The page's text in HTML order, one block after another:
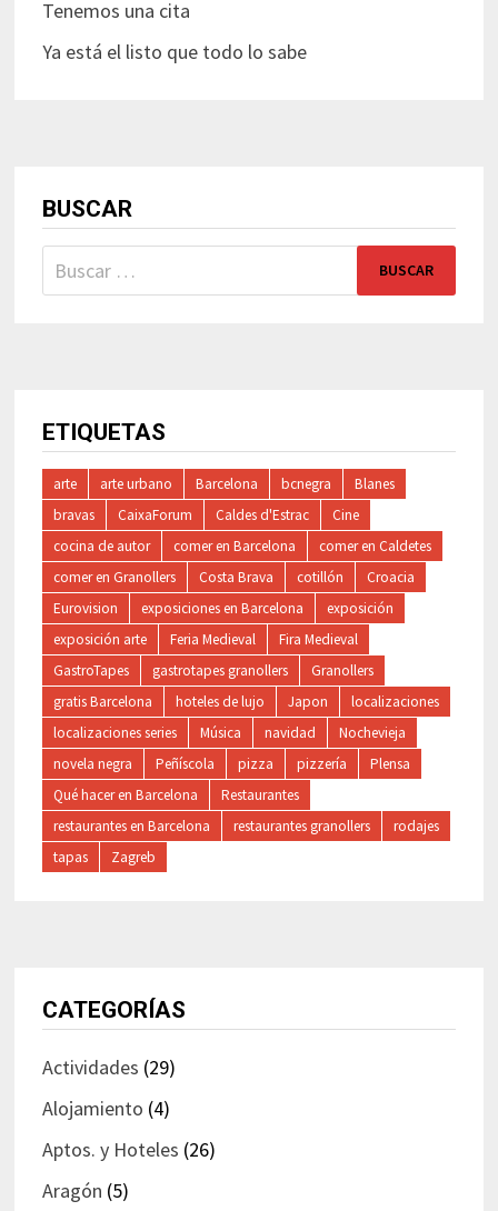
Tenemos una cita
Ya está el listo que todo lo sabe
BUSCAR
Buscar:
ETIQUETAS
arte arte urbano Barcelona bcnegra
Blanes
bravas
CaixaForum Caldes d'Estrac
Cine
cocina de autor
comer en Barcelona
comer en Caldetes
comer en Granollers
Costa Brava cotillón
Croacia
Eurovision
exposiciones en Barcelona
exposición
exposición arte
Feria Medieval
Fira Medieval
GastroTapes
gastrotapes granollers
Granollers
gratis Barcelona
hoteles de lujo Japon
localizaciones
localizaciones series
Música navidad
Nochevieja
novela negra
Peñíscola pizza pizzería
Plensa
Qué hacer en Barcelona
Restaurantes
restaurantes en Barcelona
restaurantes granollers
rodajes
tapas
Zagreb
CATEGORÍAS
Actividades (29)
Alojamiento (4)
Aptos. y Hoteles (26)
Aragón (5)